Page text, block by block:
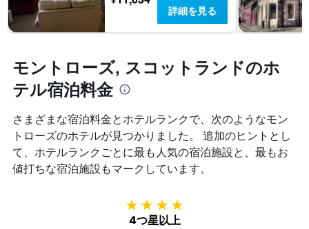
ホ
テ
ン
ご
の
カ
ゴ
リ
い
ま
の
X
軸
本
は、
泊
ま
詳細を見る
モントローズ, スコットランドのホ
テル宿泊料金
さまざまな宿泊料金とホテルランクで、次のようなモン
トローズのホテルが見つかりました。 追加のヒントとし
て、ホテルランクごとに最も人気の宿泊施設と、最もお
値打ちな宿泊施設もマークしています。
4つ星
4つ星以上